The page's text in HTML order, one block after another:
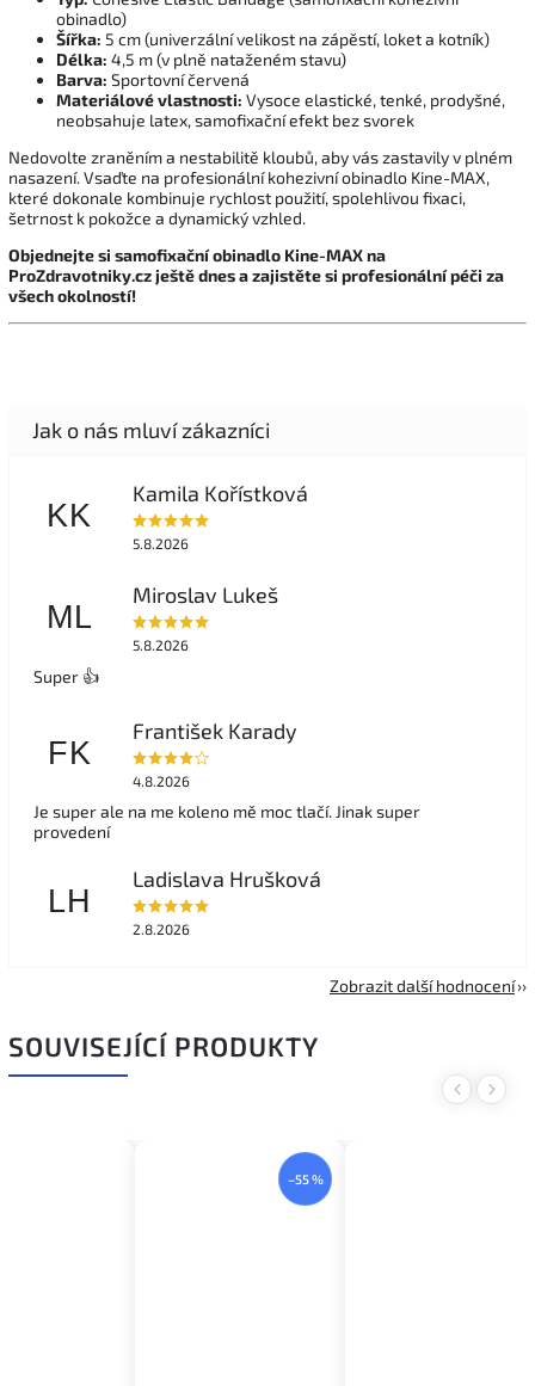
obinadlo)
Šířka: 5 cm (univerzální velikost na zápěstí, loket a kotník)
Délka: 4,5 m (v plně nataženém stavu)
Barva: Sportovní červená
Materiálové vlastnosti: Vysoce elastické, tenké, prodyšné,
neobsahuje latex, samofixační efekt bez svorek
Nedovolte zraněním a nestabilitě kloubů, aby vás zastavily v plném
nasazení. Vsaďte na profesionální kohezivní obinadlo Kine-MAX,
které dokonale kombinuje rychlost použití, spolehlivou fixaci,
šetrnost k pokožce a dynamický vzhled.
Objednejte si samofixační obinadlo Kine-MAX na
ProZdravotniky.cz ještě dnes a zajistěte si profesionální péči za
všech okolností!
KK
Kamila Kořístková
5.8.2026
ML
Miroslav Lukeš
5.8.2026
Super 👍
FK
František Karady
4.8.2026
Je super ale na me koleno mě moc tlačí. Jinak super
provedení
LH
Ladislava Hrušková
2.8.2026
Zobrazit další hodnocení
SOUVISEJÍCÍ PRODUKTY
Previous
–55 %
Next